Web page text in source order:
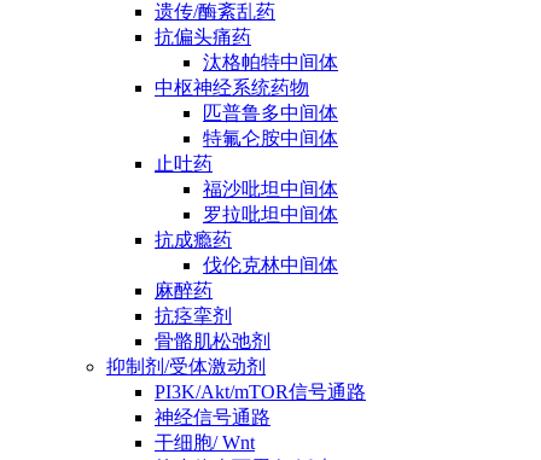
遗传/酶紊乱药
抗偏头痛药
汰格帕特中间体
中枢神经系统药物
匹普鲁多中间体
特氟仑胺中间体
止吐药
福沙吡坦中间体
罗拉吡坦中间体
抗成瘾药
伐伦克林中间体
麻醉药
抗痉挛剂
骨骼肌松弛剂
抑制剂/受体激动剂
PI3K/Akt/mTOR信号通路
神经信号通路
干细胞/ Wnt